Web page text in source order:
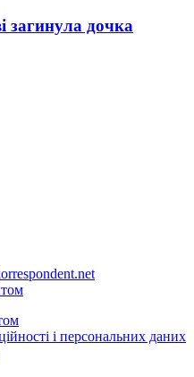
загинула дочка
і персональних даних